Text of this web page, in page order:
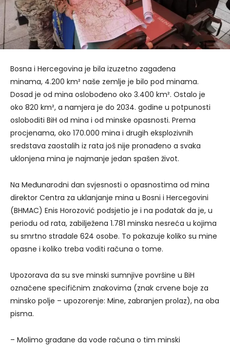
Bosna i Hercegovina je bila izuzetno zagađena
minama, 4.200 km² naše zemlje je bilo pod minama.
Dosad je od mina oslobođeno oko 3.400 km². Ostalo je
oko 820 km², a namjera je do 2034. godine u potpunosti
osloboditi BiH od mina i od minske opasnosti. Prema
procjenama, oko 170.000 mina i drugih eksplozivnih
sredstava zaostalih iz rata još nije pronađeno a svaka
uklonjena mina je najmanje jedan spašen život.
Na Međunarodni dan svjesnosti o opasnostima od mina
direktor Centra za uklanjanje mina u Bosni i Hercegovini
(BHMAC) Enis Horozović podsjetio je i na podatak da je, u
periodu od rata, zabilježena 1.781 minska nesreća u kojima
su smrtno stradale 624 osobe. To pokazuje koliko su mine
opasne i koliko treba voditi računa o tome.
Upozorava da su sve minski sumnjive površine u BiH
označene specifičnim znakovima (znak crvene boje za
minsko polje – upozorenje: Mine, zabranjen prolaz), na oba
pisma.
– Molimo građane da vode računa o tim minski